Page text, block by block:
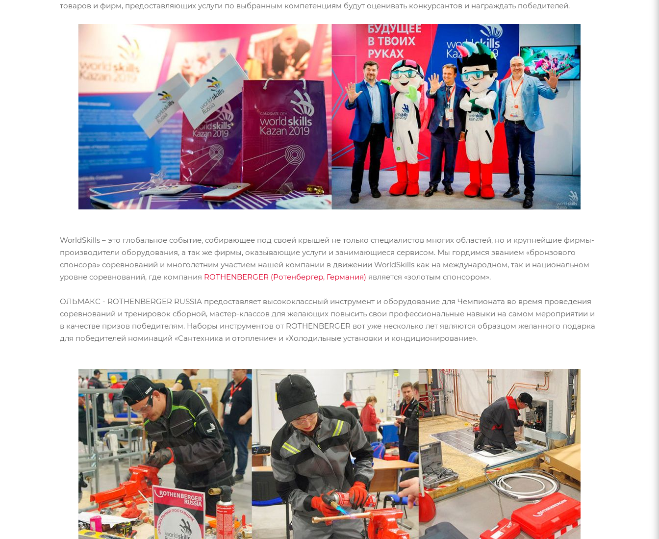
товаров и фирм, предоставляющих услуги по выбранным компетенциям будут оценивать конкурсантов и награждать победителей.
WorldSkills – это глобальное событие, собирающее под своей крышей не только специалистов многих областей, но и крупнейшие фирмы-
производители оборудования, а так же фирмы, оказывающие услуги и занимающиеся сервисом. Мы гордимся званием «бронзового
спонсора» соревнований и многолетним участием нашей компании в движении WorldSkills как на международном, так и национальном
уровне соревнований, где компания ROTHENBERGER (Ротенбергер, Германия) является «золотым спонсором».
ОЛЬМАКС - ROTHENBERGER RUSSIA предоставляет высококлассный инструмент и оборудование для Чемпионата во время проведения
соревнований и тренировок сборной, мастер-классов для желающих повысить свои профессиональные навыки на самом мероприятии и
в качестве призов победителям. Наборы инструментов от ROTHENBERGER вот уже несколько лет являются образцом желанного подарка
для победителей номинаций «Сантехника и отопление» и «Холодильные установки и кондиционирование».